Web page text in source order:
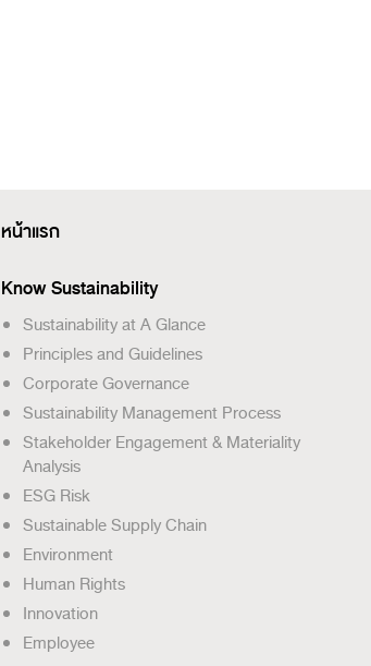
หน้าแรก
Know Sustainability
Sustainability at A Glance
Principles and Guidelines
Corporate Governance
Sustainability Management Process
Stakeholder Engagement & Materiality
Analysis
ESG Risk
Sustainable Supply Chain
Environment
Human Rights
Innovation
Employee